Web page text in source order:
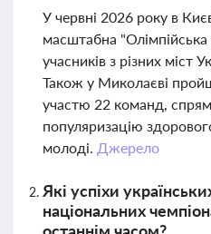
У червні 2026 року в
масштабна
учасників з різних міст
Також у Миколаєві
участю 22 команд,
популяризацію
молоді. Джерело
Які успіхи
національних